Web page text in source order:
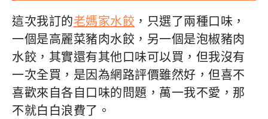
這次我訂的老媽家水餃 ，只選了兩種口味，
一個是高麗菜豬肉水餃，另一個是泡椒豬肉
水餃，其實還有其他口味可以買，但我沒有
一次全買，是因為網路評價雖然好，但喜不
喜歡來自各自口味的問題，萬一我不愛，那
不就白白浪費了。